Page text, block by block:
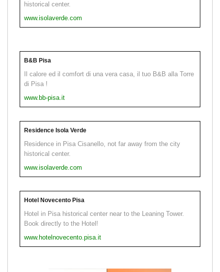
historical center.
www.isolaverde.com
B&B Pisa
Il calore ed il comfort di una vera casa, il tuo B&B alla Torre
di Pisa !
www.bb-pisa.it
Residence Isola Verde
Residence in Pisa Cisanello, not far away from the city
historical center.
www.isolaverde.com
Hotel Novecento Pisa
Hotel in Pisa historical center near to the Leaning Tower.
Book directly to the Hotel!
www.hotelnovecento.pisa.it